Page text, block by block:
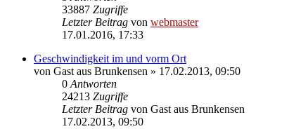
33887 Zugriffe
Letzter Beitrag von webmaster
17.01.2016, 17:33
Geschwindigkeit im und vorm Ort
von Gast aus Brunkensen » 17.02.2013, 09:50
0 Antworten
24213 Zugriffe
Letzter Beitrag von Gast aus Brunkensen
17.02.2013, 09:50